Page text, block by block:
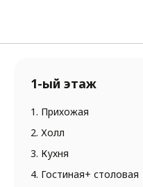
1-ый этаж
1. Прихожая
2. Холл
3. Кухня
4. Гостиная+ столовая